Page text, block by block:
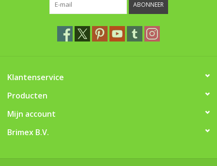
ABONNEER
Klantenservice
Producten
Mijn account
Brimex B.V.